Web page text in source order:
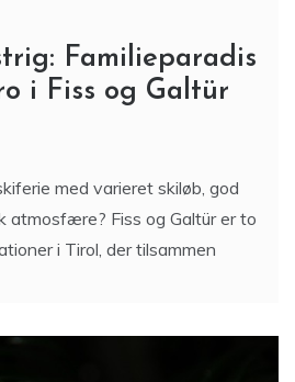
Familieparadis
i Fiss og Galtür
med varieret skiløb, god
atmosfære? Fiss og Galtür er to
i Tirol, der tilsammen